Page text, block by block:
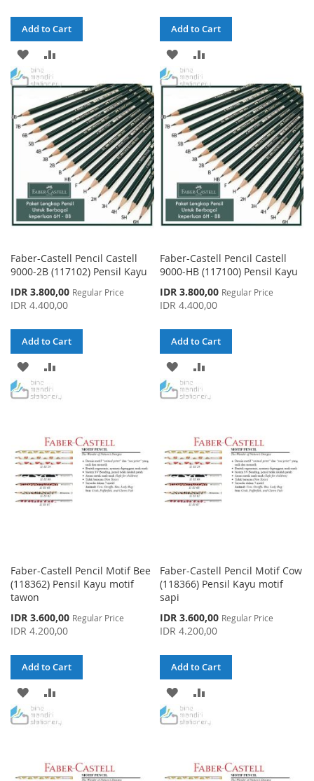
Add to Cart
ADD
TO
WISH
LIST
COMPARE
Add to Cart
ADD
TO
WISH
LIST
COMPARE
Faber-Castell Pencil Castell
9000-2B (117102) Pensil Kayu
Special
Price
IDR 3.800,00 Regular Price
IDR 4.400,00
Add to Cart
ADD
TO
LIST
Faber-Castell Pencil Castell
9000-HB (117100) Pensil Kayu
Special
Price
IDR 3.800,00 Regular Price
IDR 4.400,00
Add to Cart
ADD
TO
LIST
Faber-Castell Pencil Motif Bee
(118362) Pensil Kayu motif
tawon
Special
Price
IDR 3.600,00 Regular Price
IDR 4.200,00
Add to Cart
ADD
TO
LIST
Faber-Castell Pencil Motif Cow
(118366) Pensil Kayu motif
sapi
Special
Price
IDR 3.600,00 Regular Price
IDR 4.200,00
Add to Cart
ADD
TO
LIST